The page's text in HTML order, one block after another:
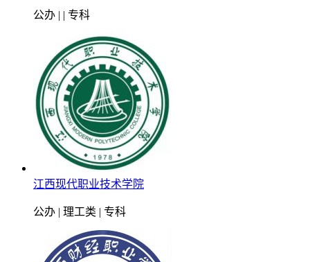
公办 | | 专科
江西现代职业技术学院
公办 | 理工类 | 专科